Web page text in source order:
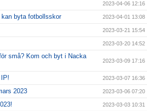
2023-04-06 12:16
byta fotbollsskor 2023-04-01 13:08
2023-03-21 15:54
2023-03-20 14:52
små? Kom och byt i Nacka
2023-03-09 17:16
2023-03-07 16:36
2023 2023-03-06 07:20
2023-03-03 10:31